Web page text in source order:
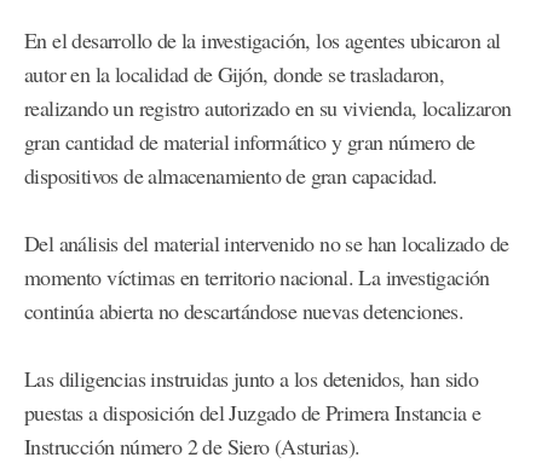
En el desarrollo de la investigación, los agentes ubicaron al
autor en la localidad de Gijón, donde se trasladaron,
realizando un registro autorizado en su vivienda, localizaron
gran cantidad de material informático y gran número de
dispositivos de almacenamiento de gran capacidad.
Del análisis del material intervenido no se han localizado de
momento víctimas en territorio nacional. La investigación
continúa abierta no descartándose nuevas detenciones.
Las diligencias instruidas junto a los detenidos, han sido
puestas a disposición del Juzgado de Primera Instancia e
Instrucción número 2 de Siero (Asturias).